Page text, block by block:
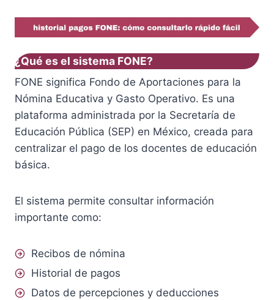
¿Qué es el sistema FONE?
FONE significa Fondo de Aportaciones para la
Nómina Educativa y Gasto Operativo. Es una
plataforma administrada por la Secretaría de
Educación Pública (SEP) en México, creada para
centralizar el pago de los docentes de educación
básica.
El sistema permite consultar información
importante como:
Recibos de nómina
Historial de pagos
Datos de percepciones y deducciones